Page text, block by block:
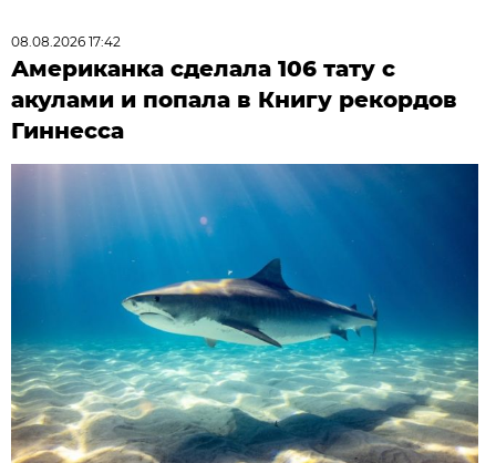
08.08.2026 17:42
Американка сделала 106 тату с
акулами и попала в Книгу рекордов
Гиннесса